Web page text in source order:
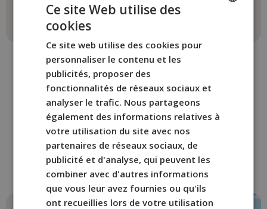
AUTRES CHAMBRES
Réservez la chambre de
BYPILLOW Cap Sa Sal
qui vous convient le mieux.
ENGLISH
ITALIAN
Ce site Web utilise des
cookies
Ce site web utilise des cookies pour
personnaliser le contenu et les
publicités, proposer des
fonctionnalités de réseaux sociaux et
analyser le trafic. Nous partageons
également des informations relatives à
votre utilisation du site avec nos
partenaires de réseaux sociaux, de
publicité et d'analyse, qui peuvent les
combiner avec d'autres informations
que vous leur avez fournies ou qu'ils
ont recueillies lors de votre utilisation